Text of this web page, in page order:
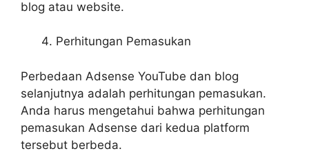
blog atau website.
Perhitungan Pemasukan
Perbedaan Adsense YouTube dan blog
selanjutnya adalah perhitungan pemasukan.
Anda harus mengetahui bahwa perhitungan
pemasukan Adsense dari kedua platform
tersebut berbeda.